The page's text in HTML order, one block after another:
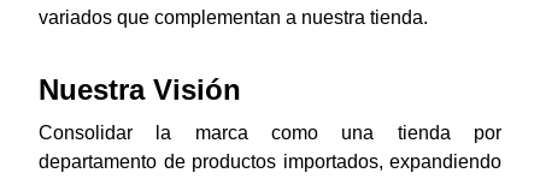
variados que complementan a nuestra tienda.
Nuestra Visión
Consolidar la marca como una tienda por
departamento de productos importados, expandiendo